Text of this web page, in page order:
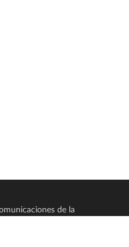
de la